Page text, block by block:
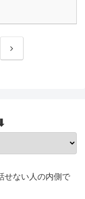
次
せない人の内側で